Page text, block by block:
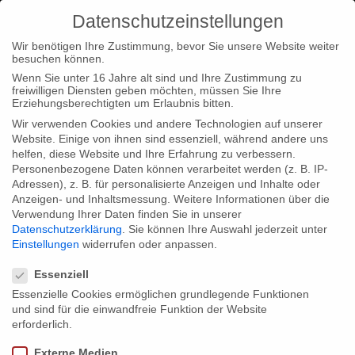
Home Type|News “Mysterious Marinas” in production
“Mysterious Marinas” in production
“Mysterious Marinas” launched successfully: we just completed
our filming in Alaska and Spitzsbergen and are now looking
forward to discover La Rochelle and Cadiz this September.
Share:
Datenschutzeinstellungen
Wir benötigen Ihre Zustimmung, bevor Sie unsere Website weiter
besuchen können.
Wenn Sie unter 16 Jahre alt sind und Ihre Zustimmung zu
freiwilligen Diensten geben möchten, müssen Sie Ihre
Erziehungsberechtigten um Erlaubnis bitten.
Wir verwenden Cookies und andere Technologien auf unserer
Website. Einige von ihnen sind essenziell, während andere uns
helfen, diese Website und Ihre Erfahrung zu verbessern.
Personenbezogene Daten können verarbeitet werden (z. B. IP-
Adressen), z. B. für personalisierte Anzeigen und Inhalte oder
Anzeigen- und Inhaltsmessung. Weitere Informationen über die
Verwendung Ihrer Daten finden Sie in unserer
Datenschutzerklärung
Sie können Ihre Auswahl jederzeit unter
Einstellungen widerrufen oder anpassen.
Essenziell
Essenzielle Cookies ermöglichen grundlegende Funktionen
und sind für die einwandfreie Funktion der Website
erforderlich.